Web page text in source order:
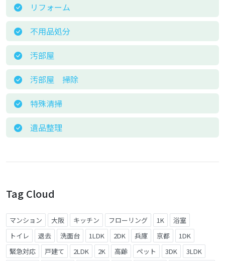
リフォーム
不用品処分
汚部屋
汚部屋 掃除
特殊清掃
遺品整理
Tag Cloud
マンション 大阪 キッチン フローリング 1K
浴室
トイレ
退去 洗面台 1LDK 2DK 兵庫 京都
1DK
緊急対応
戸建て 2LDK 2K 高齢 ペット 3DK
3LDK